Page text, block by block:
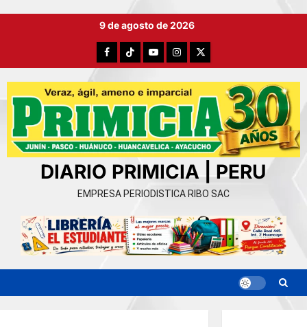
9 de agosto de 2026
FacebookTikTokYouTubeInstagram
X
DIARIO PRIMICIA | PERU
EMPRESA PERIODISTICA RIBO SAC